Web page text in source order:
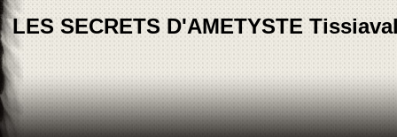
LES SECRETS D'AMETYSTE